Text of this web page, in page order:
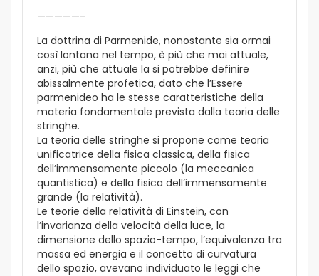
—————-
La dottrina di Parmenide, nonostante sia ormai
così lontana nel tempo, è più che mai attuale,
anzi, più che attuale la si potrebbe definire
abissalmente profetica, dato che l’Essere
parmenideo ha le stesse caratteristiche della
materia fondamentale prevista dalla teoria delle
stringhe.
La teoria delle stringhe si propone come teoria
unificatrice della fisica classica, della fisica
dell’immensamente piccolo (la meccanica
quantistica) e della fisica dell’immensamente
grande (la relatività).
Le teorie della relatività di Einstein, con
l’invarianza della velocità della luce, la
dimensione dello spazio-tempo, l’equivalenza tra
massa ed energia e il concetto di curvatura
dello spazio, avevano individuato le leggi che